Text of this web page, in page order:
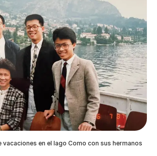
vacaciones en el lago Como con sus hermanos